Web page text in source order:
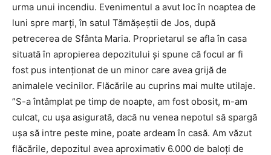
urma unui incendiu. Evenimentul a avut loc în noaptea de
luni spre marți, în satul Tămășeștii de Jos, după
petrecerea de Sfânta Maria. Proprietarul se afla în casa
situată în apropierea depozitului și spune că focul ar fi
fost pus intenționat de un minor care avea grijă de
animalele vecinilor. Flăcările au cuprins mai multe utilaje.
”S-a întâmplat pe timp de noapte, am fost obosit, m-am
culcat, cu ușa asigurată, dacă nu venea nepotul să spargă
ușa să intre peste mine, poate ardeam în casă. Am văzut
flăcările, depozitul avea aproximativ 6.000 de baloți de